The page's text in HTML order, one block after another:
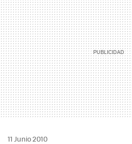
11 Junio 2010